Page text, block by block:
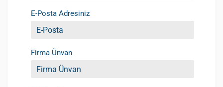
E-Posta Adresiniz
Firma Ünvan